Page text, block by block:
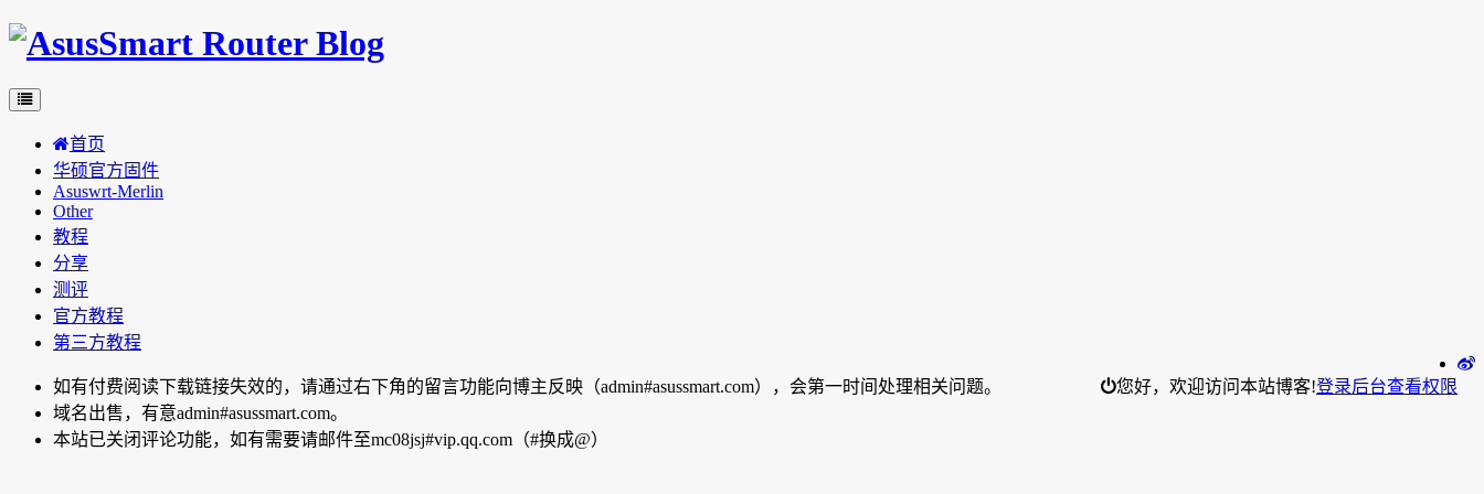
首页
华硕官方固件
Asuswrt-Merlin
Other
教程
分享
测评
官方教程
第三方教程
您好，欢迎访问本站博客!登录后台查看权限
如有付费阅读下载链接失效的，请通过右下角的留言功能向博主反映（admin#asussmart.com），会第一时间处理相关问题。
域名出售，有意admin#asussmart.com。
本站已关闭评论功能，如有需要请邮件至mc08jsj#vip.qq.com（#换成@）